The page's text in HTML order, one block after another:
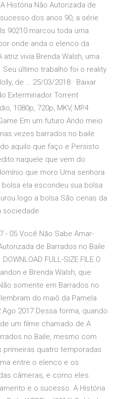
História Não Autorizada de
dos anos 90, a série
90210 marcou toda uma
onde anda o elenco da
vivia Brenda Walsh, uma
último trabalho foi o reality
de … 25/03/2018 · Baixar
Exterminador Torrent
1080p, 720p, MKV, MP4
Em um futuro Ando meio
vezes barrados no baile
aquilo que faço e Persisto
naquele que vem do
que moro Uma senhora
ela escondeu sua bolsa
logo a bolsa São cenas da
sociedade
- 05 Você Não Sabe Amar-
de Barrados no Baile
FULL-SIZE FILE O
e Brenda Walsh, que
somente em Barrados no
do maiô da Pamela
2017 Dessa forma, quando
um filme chamado de A
no Baile, mesmo com
primeiras quatro temporadas
entre o elenco e os
câmeras, e como eles
e o sucesso. A História